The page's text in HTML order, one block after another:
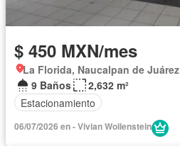
$ 450 MXN/mes
La Florida, Naucalpan de Juárez
9 Baños
2,632 m²
Estacionamiento
06/07/2026 en - Vivian Wollenstein